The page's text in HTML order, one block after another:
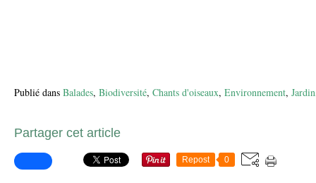
Publié dans Balades, Biodiversité, Chants d'oiseaux, Environnement, Jardin
Partager cet article
Repost 0